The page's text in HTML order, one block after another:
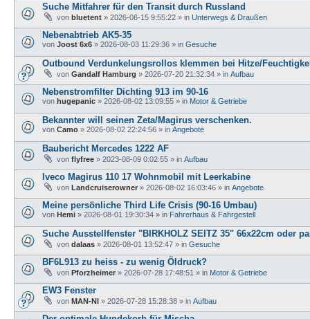
Suche Mitfahrer für den Transit durch Russland
von bluetent » 2026-06-15 9:55:22 » in Unterwegs & Draußen
Nebenabtrieb AK5-35
von Joost 6x6 » 2026-08-03 11:29:36 » in Gesuche
Outbound Verdunkelungsrollos klemmen bei Hitze/
von Gandalf Hamburg » 2026-07-20 21:32:34 » in Aufbau
Nebenstromfilter Dichting 913 im 90-16
von hugepanic » 2026-08-02 13:09:55 » in Motor & Getriebe
Bekannter will seinen Zeta/Magirus verschenken.
von Camo » 2026-08-02 22:24:56 » in Angebote
Baubericht Mercedes 1222 AF
von flyfree » 2023-08-09 0:02:55 » in Aufbau
Iveco Magirus 110 17 Wohnmobil mit Leerkabine
von Landcruiserowner » 2026-08-02 16:03:46 » in Angebote
Meine persönliche Third Life Crisis (90-16 Umbau)
von Hemi » 2026-08-01 19:30:34 » in Fahrerhaus & Fahrgestell
Suche Ausstellfenster "BIRKHOLZ SEITZ 35" 66x22cm oder
von dalaas » 2026-08-01 13:52:47 » in Gesuche
BF6L913 zu heiss - zu wenig Öldruck?
von Pforzheimer » 2026-07-28 17:48:51 » in Motor & Getriebe
EW3 Fenster
von MAN-NI » 2026-07-28 15:28:38 » in Aufbau